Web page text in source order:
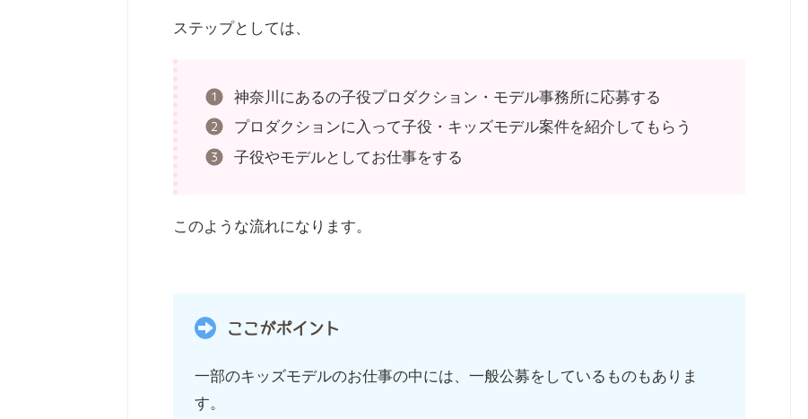
ステップとしては、
神奈川にあるの子役プロダクション・モデル事務所に応募する
プロダクションに入って子役・キッズモデル案件を紹介してもらう
子役やモデルとしてお仕事をする
このような流れになります。
ここがポイント
一部のキッズモデルのお仕事の中には、一般公募をしているものもありま
す。